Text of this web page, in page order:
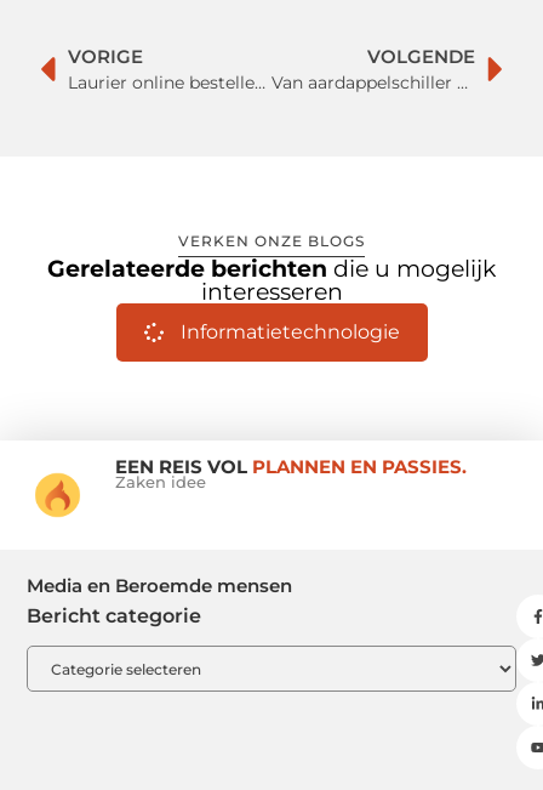
VORIGE
Laurier online bestellen voor je tuin
VOLGENDE
Van aardappelschiller tot zesteur: jouw keuken compleet met Kookgigant
VERKEN ONZE BLOGS
Gerelateerde berichten die u mogelijk
interesseren
Informatietechnologie
EEN REIS VOL PLANNEN EN PASSIES.
Zaken idee
Media en Beroemde mensen
Bericht categorie